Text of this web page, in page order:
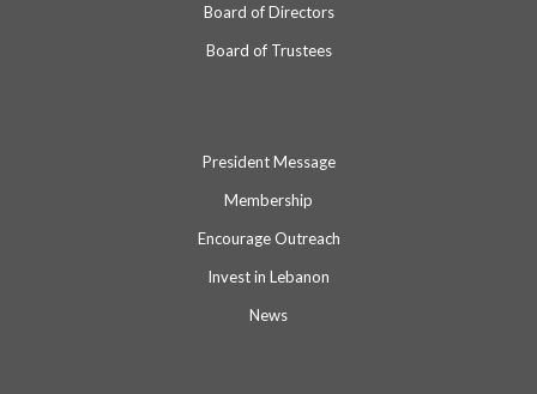
Board of Directors
Board of Trustees
President Message
Membership
Encourage Outreach
Invest in Lebanon
News